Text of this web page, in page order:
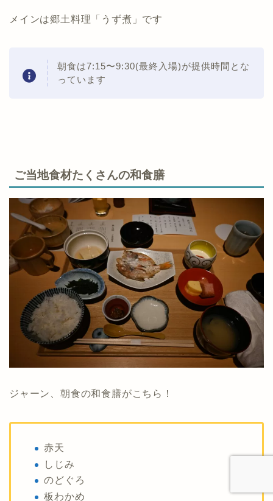
メインは郷土料理「うず煮」です
朝食は7:15〜9:30(最終入場)が提供時間とな
っています
ご当地食材たくさんの和食膳
ジャーン、朝食の和食膳がこちら！
赤天
しじみ
のどぐろ
板わかめ